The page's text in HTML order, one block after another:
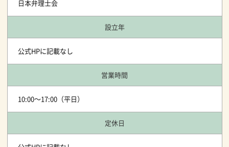
日本弁理士会
設立年
公式HPに記載なし
営業時間
10:00～17:00（平日）
定休日